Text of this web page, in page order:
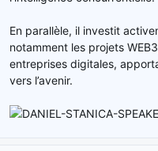
En parallèle, il investit
notamment les projets
entreprises digitales,
vers l’avenir.